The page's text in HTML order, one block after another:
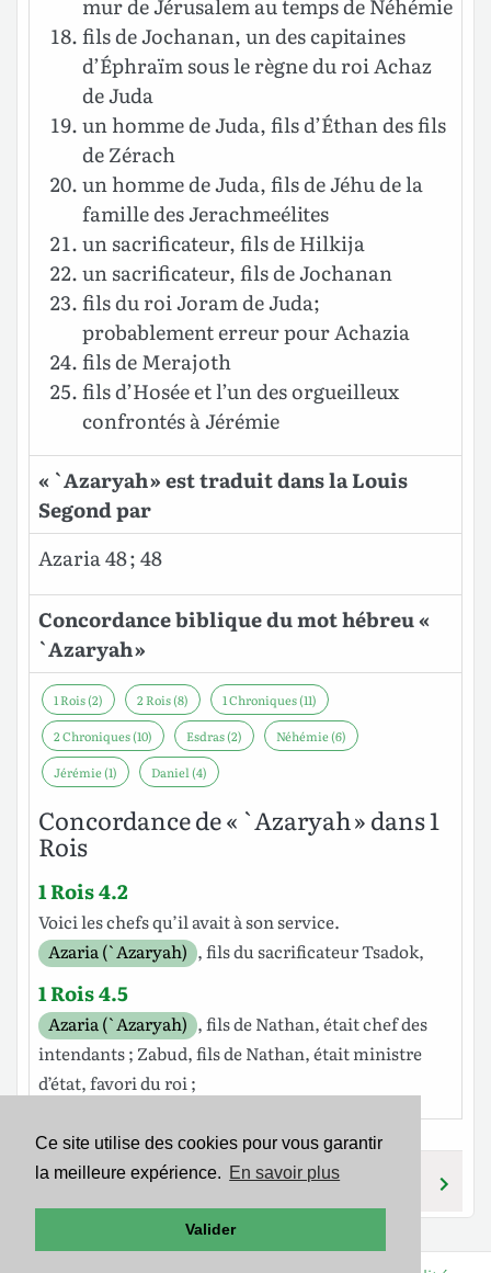
Ce site utilise des cookies pour vous garantir
la meilleure expérience. En savoir plus
Valider
fils de Jochanan, un des capitaines
d’Éphraïm sous le règne du roi Achaz
de Juda
un homme de Juda, fils d’Éthan des fils
de Zérach
un homme de Juda, fils de Jéhu de la
famille des Jerachmeélites
un sacrificateur, fils de Hilkija
un sacrificateur, fils de Jochanan
fils du roi Joram de Juda;
probablement erreur pour Achazia
fils de Merajoth
fils d’Hosée et l’un des orgueilleux
confrontés à Jérémie
« `Azaryah » est traduit dans la Louis
Segond par
Azaria 48 ; 48
Concordance biblique du mot hébreu «
`Azaryah »
1 Rois (2) 2 Rois (8) 1 Chroniques (11)
2 Chroniques (10) Esdras (2) Néhémie (6)
Jérémie (1) Daniel (4)
Concordance de « `Azaryah » dans 1
Rois
1 Rois 4.2
Voici leschefsqu’il avait à son service.
Azaria (`Azaryah) ,filsdusacrificateurTsadok,
1 Rois 4.5
Azaria (`Azaryah) ,filsdeNathan, était chef des
intendants; Zabud,filsdeNathan, était ministre
d’état,favoriduroi;
`AZRIY’EL `AZARYAH